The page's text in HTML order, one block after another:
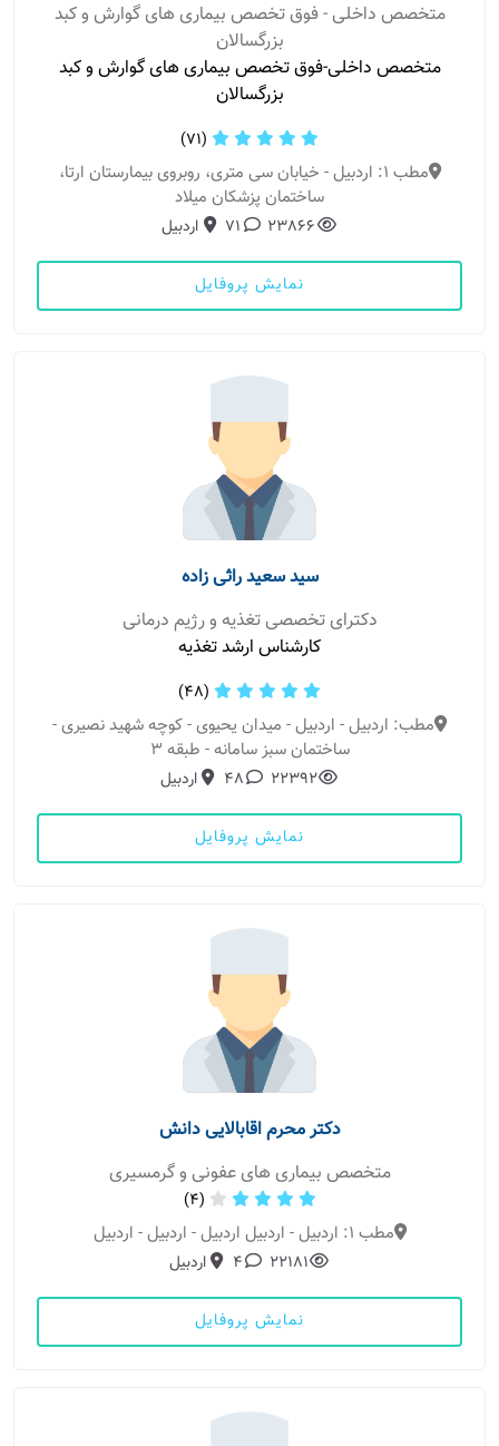
متخصص داخلی - فوق تخصص بیماری های گوارش و کبد
بزرگسالان
متخصص داخلی-فوق تخصص بیماری های گوارش و کبد
بزرگسالان
(71)
مطب 1: اردبیل - خیابان سی متری، روبروی بیمارستان ارتا،
ساختمان پزشکان میلاد
23866
71 اردبیل
نمایش پروفایل
سید سعید راثی زاده
دکترای تخصصی تغذیه و رژیم درمانی
کارشناس ارشد تغذیه
(48)
مطب: اردبیل - اردبیل - میدان یحیوی - کوچه شهید نصیری -
ساختمان سبز سامانه - طبقه 3
22392
48 اردبیل
نمایش پروفایل
دکتر محرم اقابالایی دانش
متخصص بیماری های عفونی و گرمسیری
(4)
مطب 1: اردبیل - اردبیل اردبیل - اردبیل - اردبیل
22181
4 اردبیل
نمایش پروفایل